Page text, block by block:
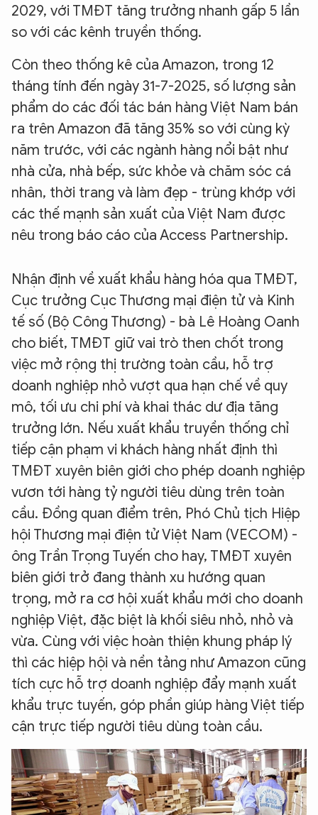
2029, với TMĐT tăng trưởng nhanh gấp 5 lần
so với các kênh truyền thống.
Còn theo thống kê của Amazon, trong 12
tháng tính đến ngày 31-7-2025, số lượng sản
phẩm do các đối tác bán hàng Việt Nam bán
ra trên Amazon đã tăng 35% so với cùng kỳ
năm trước, với các ngành hàng nổi bật như
nhà cửa, nhà bếp, sức khỏe và chăm sóc cá
nhân, thời trang và làm đẹp - trùng khớp với
các thế mạnh sản xuất của Việt Nam được
nêu trong báo cáo của Access Partnership.
Nhận định về xuất khẩu hàng hóa qua TMĐT,
Cục trưởng Cục Thương mại điện tử và Kinh
tế số (Bộ Công Thương) - bà Lê Hoàng Oanh
cho biết, TMĐT giữ vai trò then chốt trong
việc mở rộng thị trường toàn cầu, hỗ trợ
doanh nghiệp nhỏ vượt qua hạn chế về quy
mô, tối ưu chi phí và khai thác dư địa tăng
trưởng lớn. Nếu xuất khẩu truyền thống chỉ
tiếp cận phạm vi khách hàng nhất định thì
TMĐT xuyên biên giới cho phép doanh nghiệp
vươn tới hàng tỷ người tiêu dùng trên toàn
cầu. Đồng quan điểm trên, Phó Chủ tịch Hiệp
hội Thương mại điện tử Việt Nam (VECOM) -
ông Trần Trọng Tuyến cho hay, TMĐT xuyên
biên giới trở đang thành xu hướng quan
trọng, mở ra cơ hội xuất khẩu mới cho doanh
nghiệp Việt, đặc biệt là khối siêu nhỏ, nhỏ và
vừa. Cùng với việc hoàn thiện khung pháp lý
thì các hiệp hội và nền tảng như Amazon cũng
tích cực hỗ trợ doanh nghiệp đẩy mạnh xuất
khẩu trực tuyến, góp phần giúp hàng Việt tiếp
cận trực tiếp người tiêu dùng toàn cầu.